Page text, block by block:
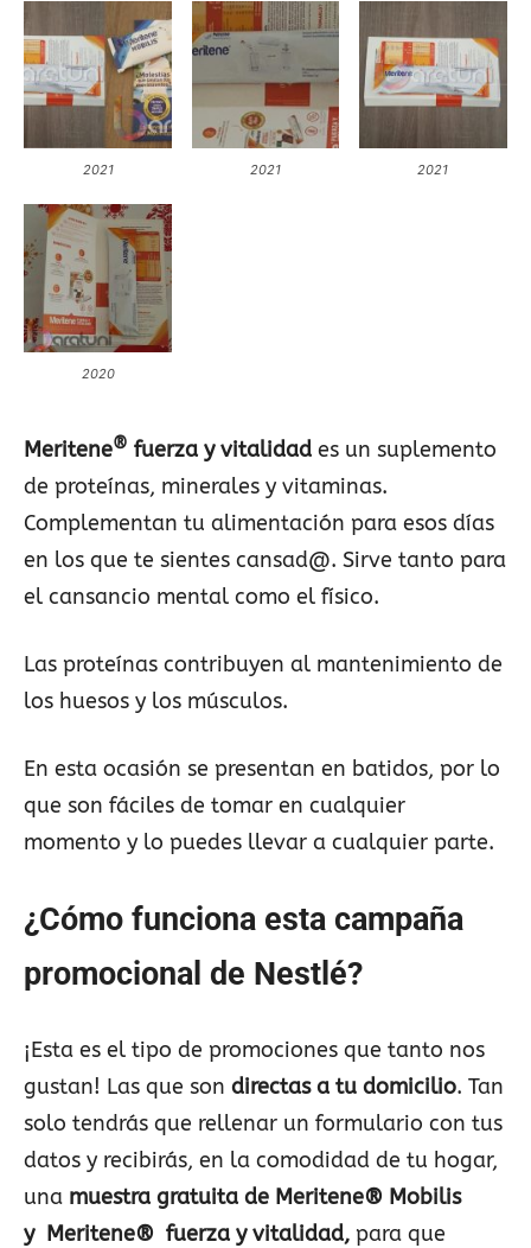
2021 2021 2021
2020
Meritene® fuerza y vitalidad es un suplemento
de proteínas, minerales y vitaminas.
Complementan tu alimentación para esos días
en los que te sientes cansad@. Sirve tanto para
el cansancio mental como el físico.
Las proteínas contribuyen al mantenimiento de
los huesos y los músculos.
En esta ocasión se presentan en batidos, por lo
que son fáciles de tomar en cualquier
momento y lo puedes llevar a cualquier parte.
¿Cómo funciona esta campaña
promocional de Nestlé?
¡Esta es el tipo de promociones que tanto nos
gustan! Las que son directas a tu domicilio. Tan
solo tendrás que rellenar un formulario con tus
datos y recibirás, en la comodidad de tu hogar,
una muestra gratuita de Meritene® Mobilis
y Meritene® fuerza y vitalidad, para que